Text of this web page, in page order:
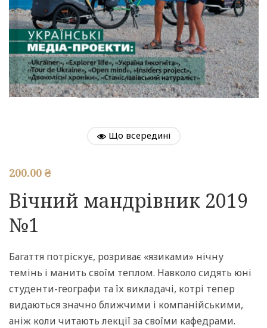
Що всередині
200.00 ₴
Вічний мандрівник 2019
№1
Багаття потріскує, розриває «язиками» нічну
темінь і манить своїм теплом. Навколо сидять юні
студенти-географи та їх викладачі, котрі тепер
видаються значно ближчими і компанійськими,
аніж коли чита­ють лекції за своїми кафедрами.